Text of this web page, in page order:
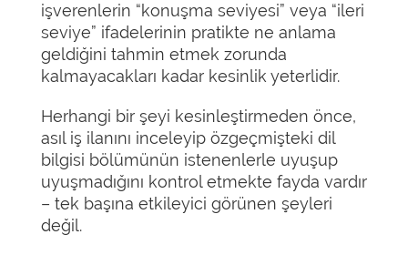
işverenlerin “konuşma seviyesi” veya “ileri
seviye” ifadelerinin pratikte ne anlama
geldiğini tahmin etmek zorunda
kalmayacakları kadar kesinlik yeterlidir.
Herhangi bir şeyi kesinleştirmeden önce,
asıl iş ilanını inceleyip özgeçmişteki dil
bilgisi bölümünün istenenlerle uyuşup
uyuşmadığını kontrol etmekte fayda vardır
– tek başına etkileyici görünen şeyleri
değil.